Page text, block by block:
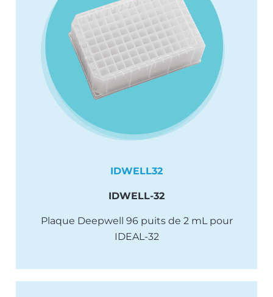
IDWELL32
IDWELL-32
Plaque Deepwell 96 puits de 2 mL pour
IDEAL-32